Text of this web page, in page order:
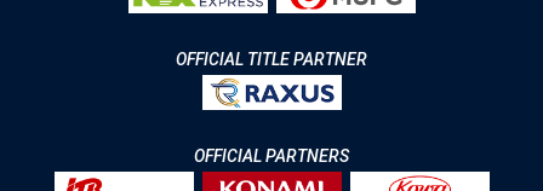
OFFICIAL TITLE PARTNER
OFFICIAL PARTNERS